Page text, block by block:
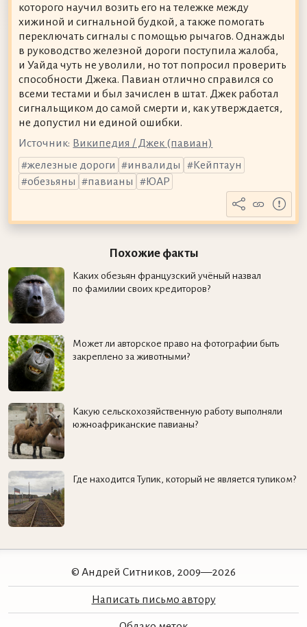
которого научил возить его на тележке между
хижиной и сигнальной будкой, а также помогать
переключать сигналы с помощью рычагов. Однажды
в руководство железной дороги поступила жалоба,
и Уайда чуть не уволили, но тот попросил проверить
способности Джека. Павиан отлично справился со
всеми тестами и был зачислен в штат. Джек работал
сигнальщиком до самой смерти и, как утверждается,
не допустил ни единой ошибки.
Источник: Википедия / Джек (павиан)
железные дороги
инвалиды
Кейптаун
обезьяны
павианы ЮАР
Похожие факты
Каких обезьян французский учёный назвал
по фамилии своих кредиторов?
Может ли авторское право на фотографии быть
закреплено за животными?
Какую сельскохозяйственную работу выполняли
южноафриканские павианы?
Где находится Тупик, который не является тупиком?
© Андрей Ситников, 2009—2026
Написать письмо автору